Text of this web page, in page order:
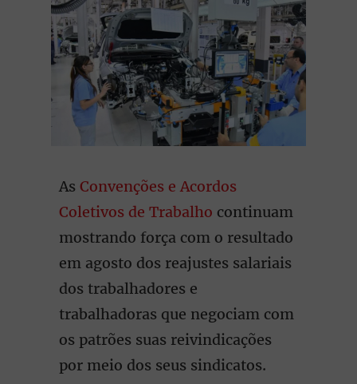
As Convenções e Acordos
Coletivos de Trabalho continuam
mostrando força com o resultado
em agosto dos reajustes salariais
dos trabalhadores e
trabalhadoras que negociam com
os patrões suas reivindicações
por meio dos seus sindicatos.